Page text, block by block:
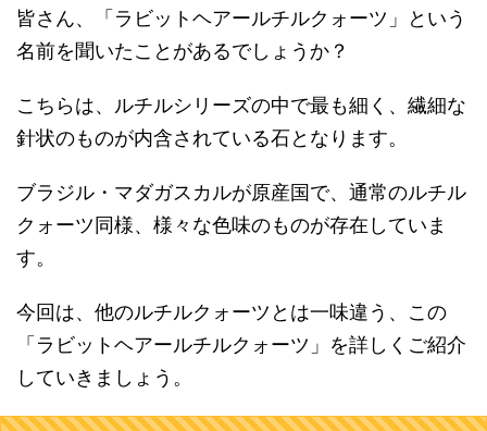
皆さん、「ラビットヘアールチルクォーツ」という
名前を聞いたことがあるでしょうか？
こちらは、ルチルシリーズの中で最も細く、繊細な
針状のものが内含されている石となります。
ブラジル・マダガスカルが原産国で、通常のルチル
クォーツ同様、様々な色味のものが存在していま
す。
今回は、他のルチルクォーツとは一味違う、この
「ラビットヘアールチルクォーツ」を詳しくご紹介
していきましょう。